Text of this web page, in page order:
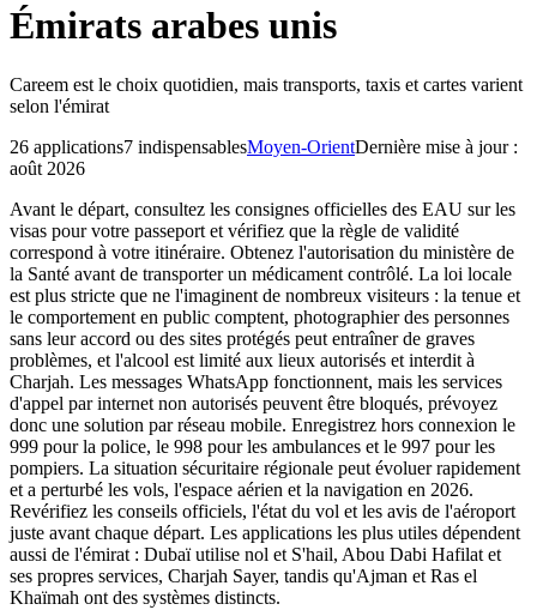
Émirats arabes unis
Careem est le choix quotidien, mais transports, taxis et cartes varient
selon l'émirat
26 applications7 indispensablesMoyen-OrientDernière mise à jour :
août 2026
Avant le départ, consultez les consignes officielles des EAU sur les
visas pour votre passeport et vérifiez que la règle de validité
correspond à votre itinéraire. Obtenez l'autorisation du ministère de
la Santé avant de transporter un médicament contrôlé. La loi locale
est plus stricte que ne l'imaginent de nombreux visiteurs : la tenue et
le comportement en public comptent, photographier des personnes
sans leur accord ou des sites protégés peut entraîner de graves
problèmes, et l'alcool est limité aux lieux autorisés et interdit à
Charjah. Les messages WhatsApp fonctionnent, mais les services
d'appel par internet non autorisés peuvent être bloqués, prévoyez
donc une solution par réseau mobile. Enregistrez hors connexion le
999 pour la police, le 998 pour les ambulances et le 997 pour les
pompiers. La situation sécuritaire régionale peut évoluer rapidement
et a perturbé les vols, l'espace aérien et la navigation en 2026.
Revérifiez les conseils officiels, l'état du vol et les avis de l'aéroport
juste avant chaque départ. Les applications les plus utiles dépendent
aussi de l'émirat : Dubaï utilise nol et S'hail, Abou Dabi Hafilat et
ses propres services, Charjah Sayer, tandis qu'Ajman et Ras el
Khaïmah ont des systèmes distincts.